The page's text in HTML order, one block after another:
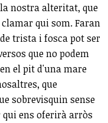
nostra alteritat, que
qui som. Faran
trista i fosca pot ser
que no podem
el pit d'una mare
que
sobrevisquin sense
qui ens oferirà arròs